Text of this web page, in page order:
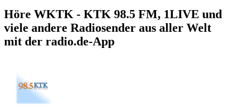
Höre WKTK - KTK 98.5 FM, 1LIVE und
viele andere Radiosender aus aller Welt
mit der radio.de-App